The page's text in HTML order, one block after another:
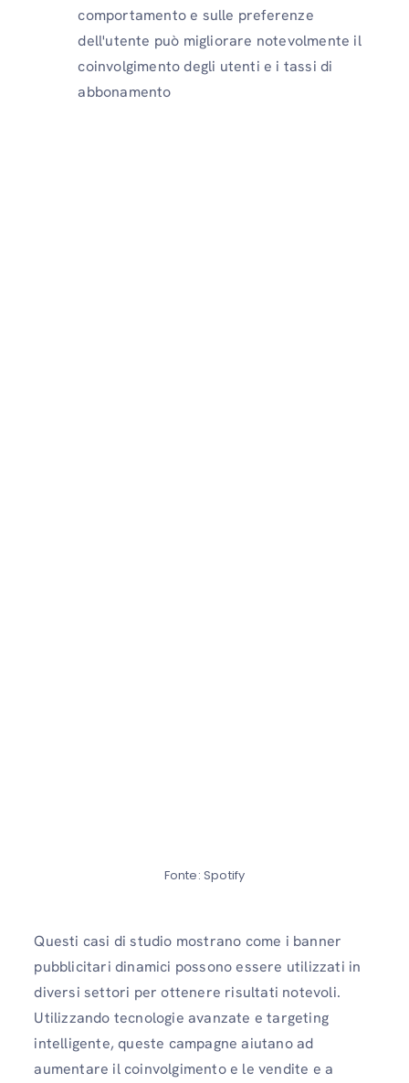
comportamento e sulle preferenze
dell'utente può migliorare notevolmente il
coinvolgimento degli utenti e i tassi di
abbonamento
Fonte: Spotify
Questi casi di studio mostrano come i banner
pubblicitari dinamici possono essere utilizzati in
diversi settori per ottenere risultati notevoli.
Utilizzando tecnologie avanzate e targeting
intelligente, queste campagne aiutano ad
aumentare il coinvolgimento e le vendite e a